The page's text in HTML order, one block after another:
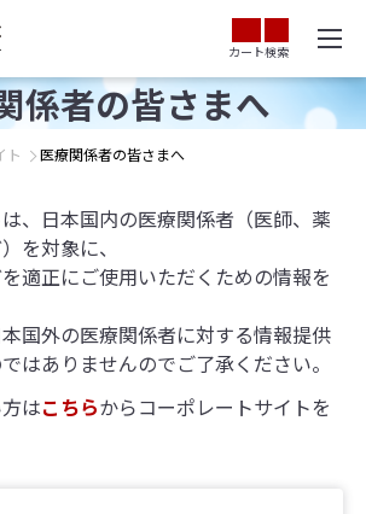
カート検索
係者の皆さまへ
ト 医療関係者の皆さまへ
、日本国内の医療関係者（医師、薬
を対象に、
適正にご使用いただくための情報を
国外の医療関係者に対する情報提供
はありませんのでご了承ください。
はこちらからコーポレートサイトを